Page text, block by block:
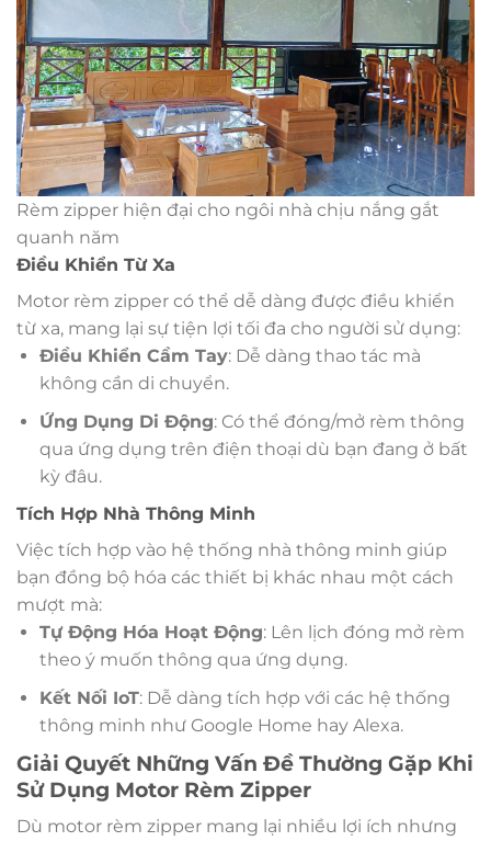
Rèm zipper hiện đại cho ngôi nhà chịu nắng gắt
quanh năm
Điều Khiển Từ Xa
Motor rèm zipper có thể dễ dàng được điều khiển
từ xa, mang lại sự tiện lợi tối đa cho người sử dụng:
Điều Khiển Cầm Tay: Dễ dàng thao tác mà
không cần di chuyển.
Ứng Dụng Di Động: Có thể đóng/mở rèm thông
qua ứng dụng trên điện thoại dù bạn đang ở bất
kỳ đâu.
Tích Hợp Nhà Thông Minh
Việc tích hợp vào hệ thống nhà thông minh giúp
bạn đồng bộ hóa các thiết bị khác nhau một cách
mượt mà:
Tự Động Hóa Hoạt Động: Lên lịch đóng mở rèm
theo ý muốn thông qua ứng dụng.
Kết Nối IoT: Dễ dàng tích hợp với các hệ thống
thông minh như Google Home hay Alexa.
Giải Quyết Những Vấn Đề Thường Gặp Khi
Sử Dụng Motor Rèm Zipper
Dù motor rèm zipper mang lại nhiều lợi ích nhưng